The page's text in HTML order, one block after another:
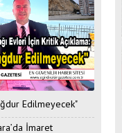
Edilmeyecek"
İmaret